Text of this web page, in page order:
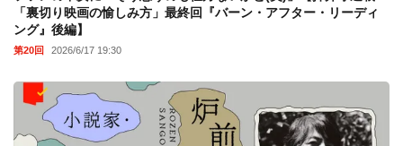
「裏切り映画の愉しみ方」最終回『バーン・アフター・リーディ
ング』後編】
第20回 2026/6/17 19:30